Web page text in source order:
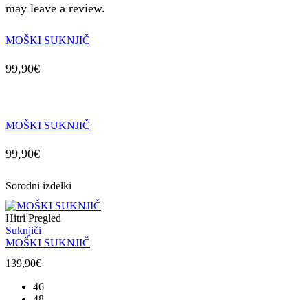
may leave a review.
MOŠKI SUKNJIČ
99,90€
MOŠKI SUKNJIČ
99,90€
Sorodni izdelki
Hitri Pregled
Suknjiči
MOŠKI SUKNJIČ
139,90€
46